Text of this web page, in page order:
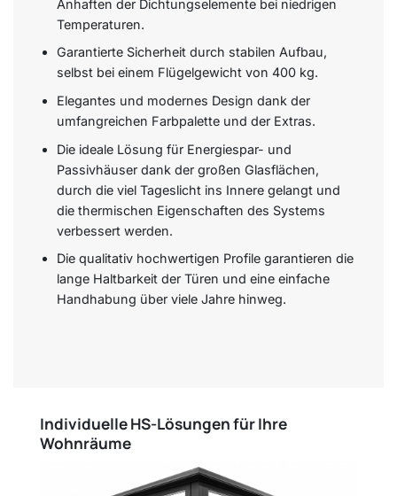
Anhaften der Dichtungselemente bei niedrigen
Temperaturen.
Garantierte Sicherheit durch stabilen Aufbau,
selbst bei einem Flügelgewicht von 400 kg.
Elegantes und modernes Design dank der
umfangreichen Farbpalette und der Extras.
Die ideale Lösung für Energiespar- und
Passivhäuser dank der großen Glasflächen,
durch die viel Tageslicht ins Innere gelangt und
die thermischen Eigenschaften des Systems
verbessert werden.
Die qualitativ hochwertigen Profile garantieren die
lange Haltbarkeit der Türen und eine einfache
Handhabung über viele Jahre hinweg.
Individuelle HS-Lösungen für Ihre
Wohnräume